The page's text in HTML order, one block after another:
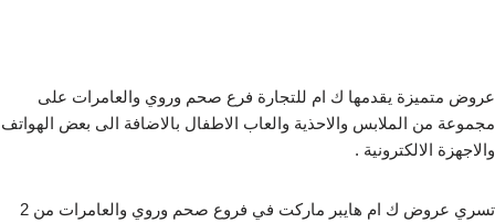
عروض متميزة يقدمها ك ام للتجارة فرع صحم وروي والعامرات على
مجموعة من الملابس والاحذية والعاب الاطفال بالاضافة الى بعض الهواتف
والاجهزة الالكترونية .
تسري عروض ك ام هايبر ماركت في فروع صحم وروي والعامرات من 2